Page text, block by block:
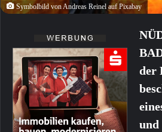
Symbolbild von Andreas Reinel auf Pixabay
der
und